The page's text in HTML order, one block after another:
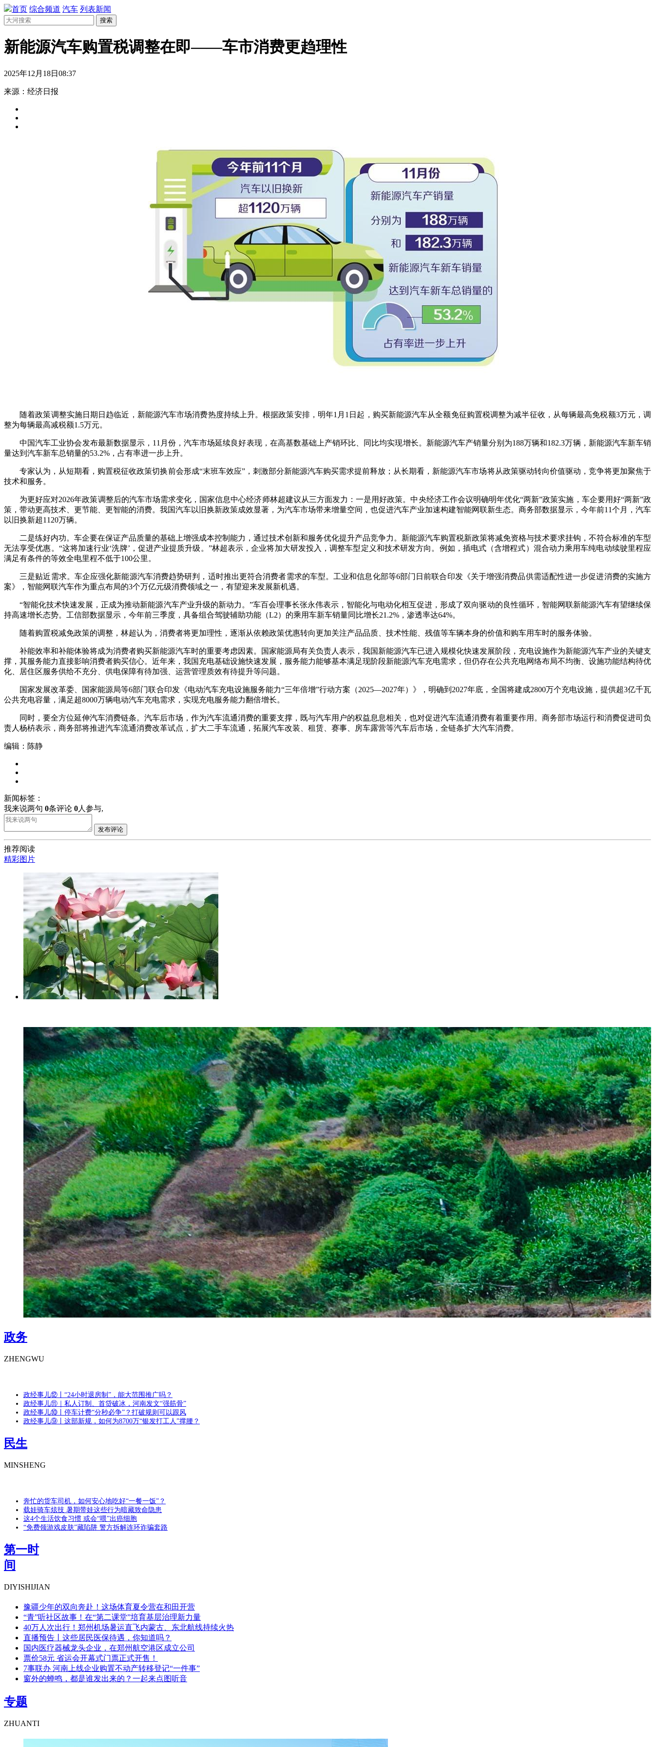
首页 综合频道 汽车 列表新闻
搜索
新能源汽车购置税调整在即——车市消费更趋理性
2025年12月18日08:37
来源：经济日报
随着政策调整实施日期日趋临近，新能源汽车市场消费热度持续上升。根据政策安排，明年1月1日起，购买新能源汽车从全额免征购置税调整为减半征收，从每辆最高免税额3万元，调
整为每辆最高减税额1.5万元。
中国汽车工业协会发布最新数据显示，11月份，汽车市场延续良好表现，在高基数基础上产销环比、同比均实现增长。新能源汽车产销量分别为188万辆和182.3万辆，新能源汽车新车销
量达到汽车新车总销量的53.2%，占有率进一步上升。
专家认为，从短期看，购置税征收政策切换前会形成“末班车效应”，刺激部分新能源汽车购买需求提前释放；从长期看，新能源汽车市场将从政策驱动转向价值驱动，竞争将更加聚焦于
技术和服务。
为更好应对2026年政策调整后的汽车市场需求变化，国家信息中心经济师林超建议从三方面发力：一是用好政策。中央经济工作会议明确明年优化“两新”政策实施，车企要用好“两新”政
策，带动更高技术、更节能、更智能的消费。我国汽车以旧换新政策成效显著，为汽车市场带来增量空间，也促进汽车产业加速构建智能网联新生态。商务部数据显示，今年前11个月，汽车
以旧换新超1120万辆。
二是练好内功。车企要在保证产品质量的基础上增强成本控制能力，通过技术创新和服务优化提升产品竞争力。新能源汽车购置税新政策将减免资格与技术要求挂钩，不符合标准的车型
无法享受优惠。“这将加速行业‘洗牌’，促进产业提质升级。”林超表示，企业将加大研发投入，调整车型定义和技术研发方向。例如，插电式（含增程式）混合动力乘用车纯电动续驶里程应
满足有条件的等效全电里程不低于100公里。
三是贴近需求。车企应强化新能源汽车消费趋势研判，适时推出更符合消费者需求的车型。工业和信息化部等6部门日前联合印发《关于增强消费品供需适配性进一步促进消费的实施方
案》，智能网联汽车作为重点布局的3个万亿元级消费领域之一，有望迎来发展新机遇。
“智能化技术快速发展，正成为推动新能源汽车产业升级的新动力。”车百会理事长张永伟表示，智能化与电动化相互促进，形成了双向驱动的良性循环，智能网联新能源汽车有望继续保
持高速增长态势。工信部数据显示，今年前三季度，具备组合驾驶辅助功能（L2）的乘用车新车销量同比增长21.2%，渗透率达64%。
随着购置税减免政策的调整，林超认为，消费者将更加理性，逐渐从依赖政策优惠转向更加关注产品品质、技术性能、残值等车辆本身的价值和购车用车时的服务体验。
补能效率和补能体验将成为消费者购买新能源汽车时的重要考虑因素。国家能源局有关负责人表示，我国新能源汽车已进入规模化快速发展阶段，充电设施作为新能源汽车产业的关键支
撑，其服务能力直接影响消费者购买信心。近年来，我国充电基础设施快速发展，服务能力能够基本满足现阶段新能源汽车充电需求，但仍存在公共充电网络布局不均衡、设施功能结构待优
化、居住区服务供给不充分、供电保障有待加强、运营管理质效有待提升等问题。
国家发展改革委、国家能源局等6部门联合印发《电动汽车充电设施服务能力“三年倍增”行动方案（2025—2027年）》，明确到2027年底，全国将建成2800万个充电设施，提供超3亿千瓦
公共充电容量，满足超8000万辆电动汽车充电需求，实现充电服务能力翻倍增长。
同时，要全方位延伸汽车消费链条。汽车后市场，作为汽车流通消费的重要支撑，既与汽车用户的权益息息相关，也对促进汽车流通消费有着重要作用。商务部市场运行和消费促进司负
责人杨枿表示，商务部将推进汽车流通消费改革试点，扩大二手车流通，拓展汽车改装、租赁、赛事、房车露营等汽车后市场，全链条扩大汽车消费。
编辑：陈静
新闻标签：
我来说两句 0条评论 0人参与,
发布评论
推荐阅读